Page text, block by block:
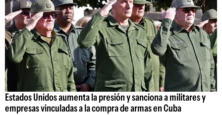
Estados Unidos aumenta la presión y sanciona a militares y
empresas vinculadas a la compra de armas en Cuba